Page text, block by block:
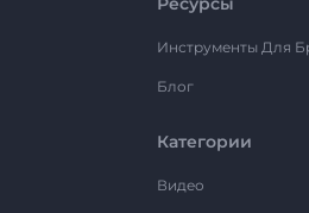
Инструменты Для
Блог
Категории
Видео